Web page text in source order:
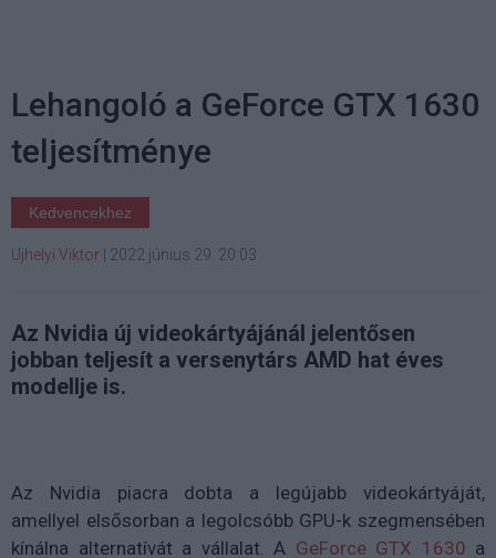
Lehangoló a GeForce GTX 1630
teljesítménye
Kedvencekhez
Ujhelyi Viktor 2022 június 29. 20:03
Az Nvidia új videokártyájánál jelentősen
jobban teljesít a versenytárs AMD hat éves
modellje is.
Az Nvidia piacra dobta a legújabb videokártyáját,
amellyel elsősorban a legolcsóbb GPU-k szegmensében
kínálna alternatívát a vállalat. A GeForce GTX 1630 a